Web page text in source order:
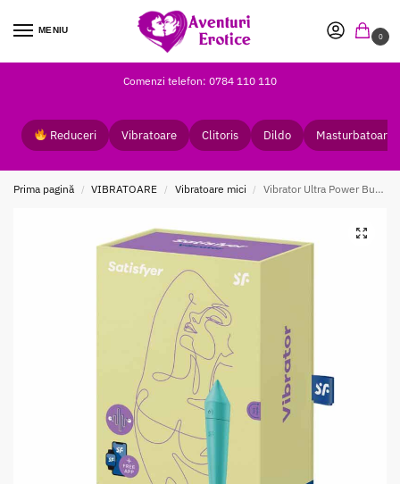
MENIU
0
Comenzi telefon: 0784 110 110
Reduceri Vibratoare Clitoris Dildo Masturbatoare
Prima pagină / VIBRATOARE / Vibratoare mici / Vibrator Ultra Power Bullet 8 turquoise